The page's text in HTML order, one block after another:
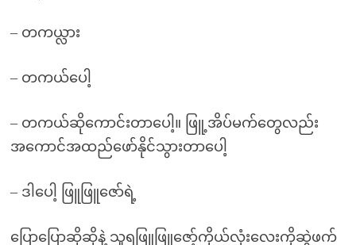
– တကယ္လား
– တကယ်ပေါ့
– တကယ်ဆိုကောင်းတာပေါ့။ ဖြူ့အိပ်မက်တွေလည်း
အကောင်အထည်ဖော်နိုင်သွားတာပေါ့
– ဒါပေါ့ ဖြူဖြူဇော်ရဲ့
ပြောပြောဆိုဆိုနဲ့ သူရဖြူဖြူဇော့်ကိုယ်လုံးလေးကိုဆွဲဖက်